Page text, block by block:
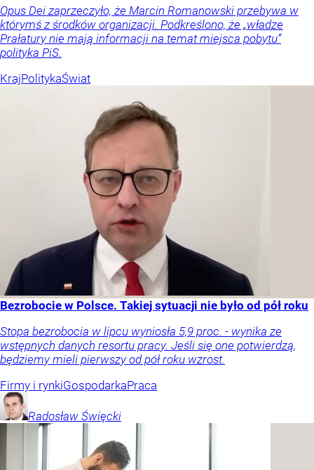
Opus Dei zaprzeczyło, że Marcin Romanowski przebywa w
którymś z środków organizacji. Podkreślono, że „władze
Prałatury nie mają informacji na temat miejsca pobytu”
polityka PiS.
KrajPolitykaŚwiat
Bezrobocie w Polsce. Takiej sytuacji nie było od pół roku
Stopa bezrobocia w lipcu wyniosła 5,9 proc. - wynika ze
wstępnych danych resortu pracy. Jeśli się one potwierdzą,
będziemy mieli pierwszy od pół roku wzrost.
Firmy i rynkiGospodarkaPraca
Radosław Święcki